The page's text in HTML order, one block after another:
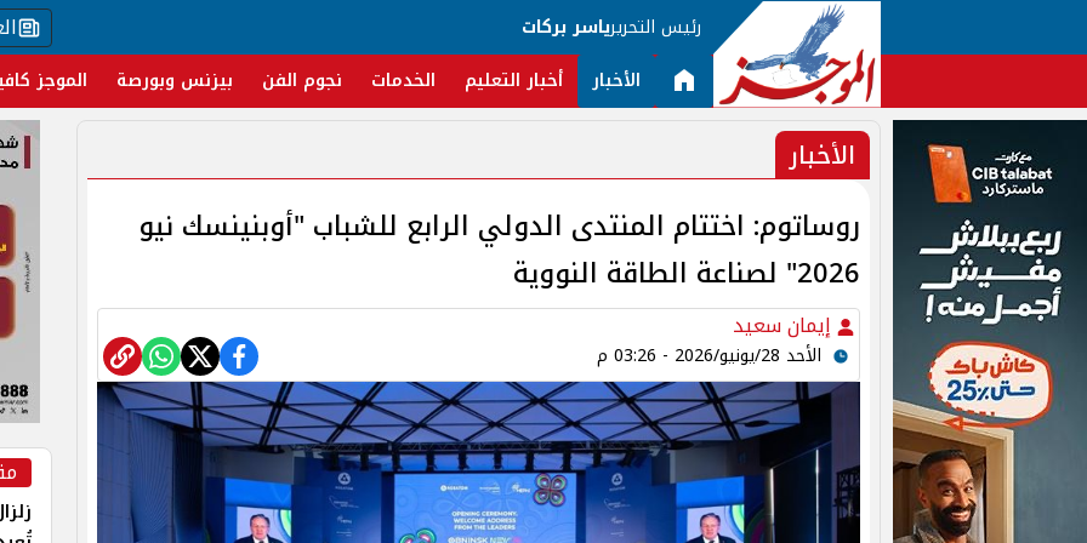
رئيس التحريرياسر بركات
الأخبار أخبار التعليم الخدمات نجوم الفن بيزنس وبورصة الموجز
الأخبار
روساتوم: اختتام المنتدى الدولي الرابع للشباب "أوبنينسك نيو
2026" لصناعة الطاقة النووية
إيمان سعيد
الأحد 28/يونيو/2026 - 03:26 م